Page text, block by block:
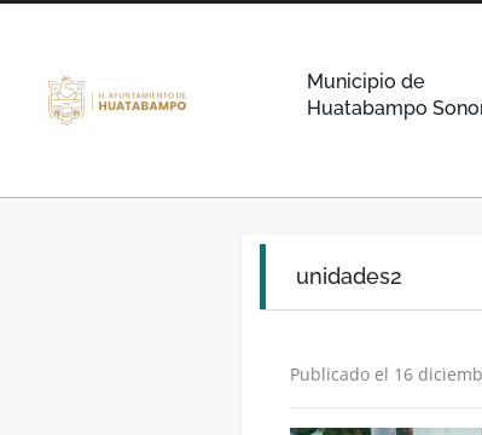
Municipio de
Huatabampo
unidades2
Publicado el 16